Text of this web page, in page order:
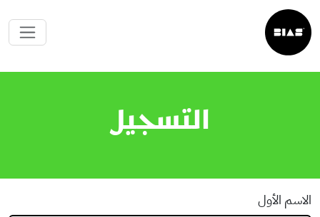
التسجيل
الاسم الأول